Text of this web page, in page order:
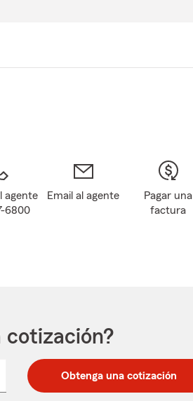
agente
6800
Email al agente
Pagar una
factura
cotización?
Obtenga una cotización